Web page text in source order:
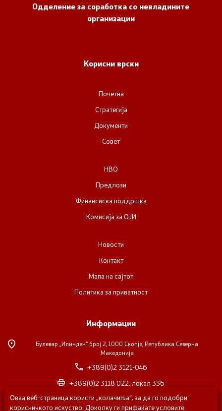
Одделение за соработка со невладините
организации
Корисни врски
Почетна
Стратегија
Документи
Совет
НВО
Предлози
Финансиска поддршка
Комисија за ОЈИ
Новости
Контакт
Мапа на сајтот
Политика за приватност
Информации
Булевар „Илинден“ број 2, 1000 Скопје, Република Северна
Македонија
+389(0)2 3121-046
+389(0)2 3118 022, локал 336
nvosorabotka@gs.gov.mk
Оваа веб-страница користи „колачиња“, за да го подобри
корисничкото искуство. Доколку ги прифаќате условите